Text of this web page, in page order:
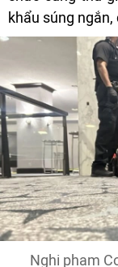
khẩu súng
Nghi phạm